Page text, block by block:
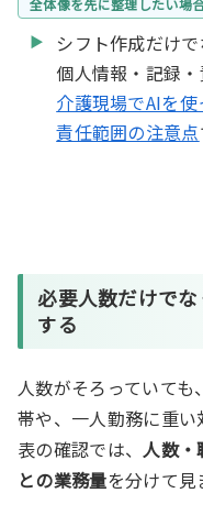
全体像を先に整理したい場
シフト作成だけ
個人情報・記録
介護現場でAIを
責任範囲の注意点
必要人数だけで
する
人数がそろっていて
帯や、一人勤務に重
表の確認では、人数・
との業務量を分けて見